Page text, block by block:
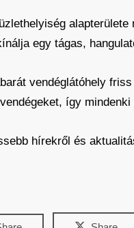
egy tágas,
vendéglátóhely
így
hírekről és